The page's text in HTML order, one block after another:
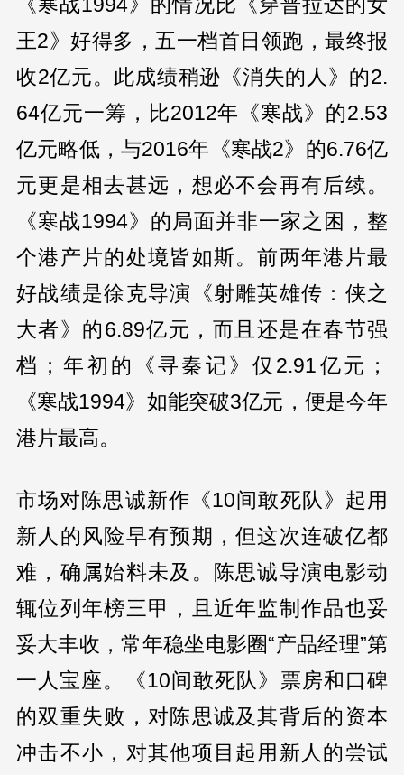
王2》好得多，五一档首日领跑，最终报
收2亿元。此成绩稍逊《消失的人》的2.
64亿元一筹，比2012年《寒战》的2.53
亿元略低，与2016年《寒战2》的6.76亿
元更是相去甚远，想必不会再有后续。
《寒战1994》的局面并非一家之困，整
个港产片的处境皆如斯。前两年港片最
好战绩是徐克导演《射雕英雄传：侠之
大者》的6.89亿元，而且还是在春节强
档；年初的《寻秦记》仅2.91亿元；
《寒战1994》如能突破3亿元，便是今年
港片最高。
市场对陈思诚新作《10间敢死队》起用
新人的风险早有预期，但这次连破亿都
难，确属始料未及。陈思诚导演电影动
辄位列年榜三甲，且近年监制作品也妥
妥大丰收，常年稳坐电影圈“产品经理”第
一人宝座。《10间敢死队》票房和口碑
的双重失败，对陈思诚及其背后的资本
冲击不小，对其他项目起用新人的尝试